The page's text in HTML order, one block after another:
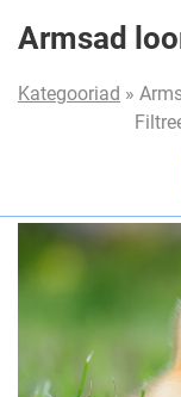
Armsad
Kategooriad »